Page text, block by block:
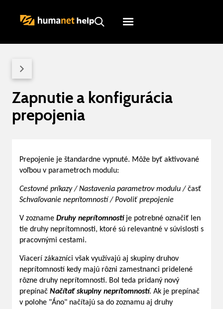
Humanet
Zapnutie a konfigurácia
prepojenia
Prepojenie je štandardne vypnuté. Môže byť aktivované
voľbou v parametroch modulu:
Cestovné príkazy / Nastavenia parametrov modulu /časť
Schvaľovanie neprítomností / Povoliť prepojenie
V zozname Druhy neprítomnostije potrebné označiť len
tie druhy neprítomnosti, ktoré sú relevantné v súvislosti s
pracovnými cestami.
Viacerí zákazníci však využívajú aj skupiny druhov
neprítomností kedy majú rôzni zamestnanci pridelené
rôzne druhy neprítomnosti. Bol teda pridaný nový
prepínač Načítať skupiny neprítomností. Ak je prepínač
v polohe "Áno" načítajú sa do zoznamu aj druhy